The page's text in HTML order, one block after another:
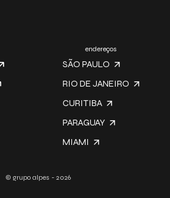
endereços
SÃO PAULO
RIO DE JANEIRO
CURITIBA
PARAGUAY
MIAMI
© grupo alpes - 2026